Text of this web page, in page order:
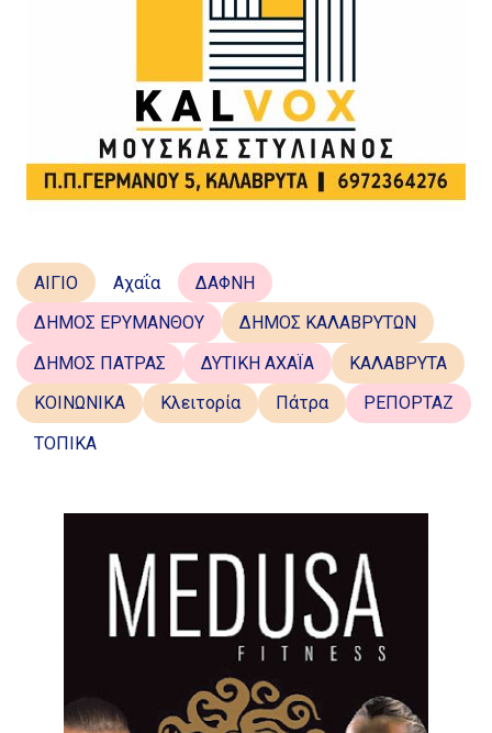
ΑΙΓΙΟ Αχαΐα
ΔΑΦΝΗ
ΔΗΜΟΣ ΕΡΥΜΑΝΘΟΥ
ΔΗΜΟΣ ΚΑΛΑΒΡΥΤΩΝ
ΔΗΜΟΣ ΠΑΤΡΑΣ
ΔΥΤΙΚΗ ΑΧΑΪΑ
ΚΑΛΑΒΡΥΤΑ
ΚΟΙΝΩΝΙΚΑ
Κλειτορία Πάτρα
ΡΕΠΟΡΤΑΖ
ΤΟΠΙΚΑ